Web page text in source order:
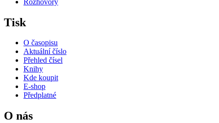
Tisk
O časopisu
Aktuální číslo
Přehled čísel
Knihy
Kde koupit
E-shop
Předplatné
O nás